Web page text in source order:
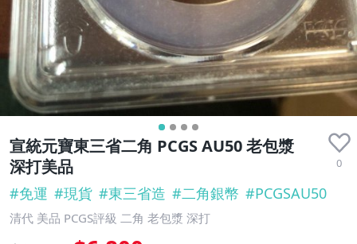
宣統元寶東三省二角 PCGS AU50 老包漿
深打美品
0
#免運 #現貨 #東三省造 #二角銀幣 #PCGSAU50
清代 美品 PCGS評級 二角 老包漿 深打